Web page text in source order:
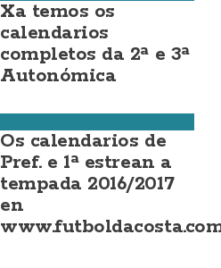
Xa temos os
calendarios
completos da 2ª e 3ª
Autonómica
Os calendarios de
Pref. e 1ª estrean a
tempada 2016/2017
en